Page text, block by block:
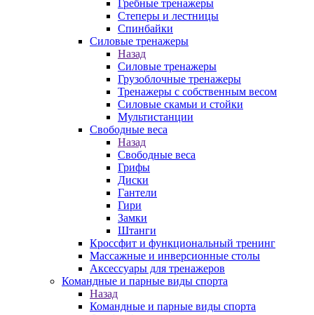
Гребные тренажеры
Степеры и лестницы
Спинбайки
Силовые тренажеры
Назад
Силовые тренажеры
Грузоблочные тренажеры
Тренажеры с собственным весом
Силовые скамьи и стойки
Мультистанции
Свободные веса
Назад
Свободные веса
Грифы
Диски
Гантели
Гири
Замки
Штанги
Кроссфит и функциональный тренинг
Массажные и инверсионные столы
Аксессуары для тренажеров
Командные и парные виды спорта
Назад
Командные и парные виды спорта